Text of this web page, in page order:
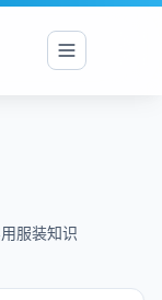
服装知识